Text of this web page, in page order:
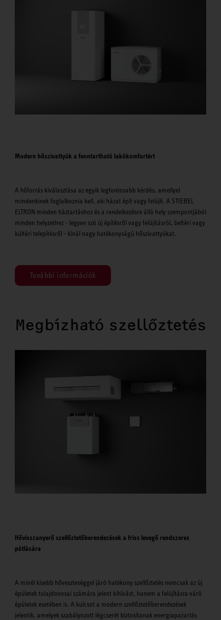
Modern hőszivattyúk a fenntartható lakókomfortért
A hőforrás kiválasztása az egyik legfontosabb kérdés, amellyel
mindenkinek foglalkoznia kell, aki házat épít vagy felújít. A STIEBEL
ELTRON minden háztartáshoz és a rendelkezésre álló hely szempontjából
minden helyzethez - legyen szó új építésről vagy felújításról, beltéri vagy
kültéri telepítésről - kínál nagy hatékonyságú hőszivattyúkat.
További információk
Megbízható szellőztetés
Hővisszanyerő szellőztetőberendezések a friss levegő rendszeres
pótlására
A minél kisebb hőveszteséggel járó hatékony szellőztetés nemcsak az új
épületek tulajdonosai számára jelent kihívást, hanem a felújításra váró
épületek esetében is. A kulcsot a modern szellőztetőberendezések
jelentik, amelyek szabályozott légcserét biztosítanak energiapazarlás